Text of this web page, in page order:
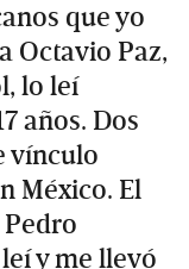
que yo
Octavio Paz,
lo leí
años. Dos
vínculo
México. El
y me llevó